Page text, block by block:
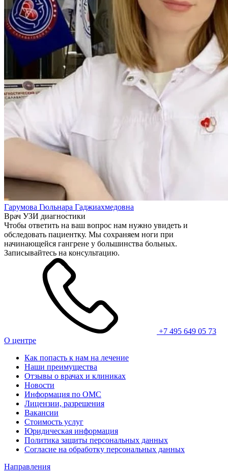
Гарумова Гюльнара Гаджиахмедовна
Врач УЗИ диагностики
Чтобы ответить на ваш вопрос нам нужно увидеть и
обследовать пациентку. Мы сохраняем ноги при
начинающейся гангрене у большинства больных.
Записывайтесь на консультацию.
+7 495 649 05 73
О центре
Как попасть к нам на лечение
Наши преимущества
Отзывы о врачах и клиниках
Новости
Информация по ОМС
Лицензии, разрешения
Вакансии
Стоимость услуг
Юридическая информация
Политика защиты персональных данных
Согласие на обработку персональных данных
Направления